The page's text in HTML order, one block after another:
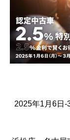
2025年1月6日-